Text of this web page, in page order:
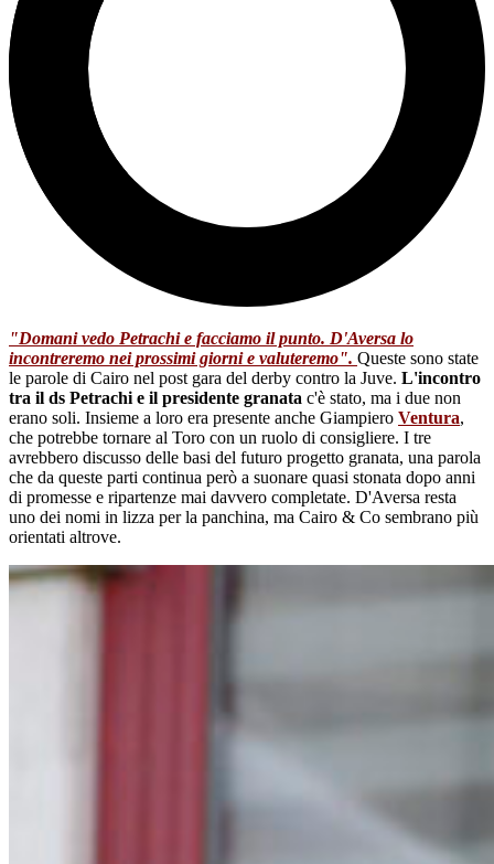
"Domani vedo Petrachi e facciamo il punto. D'Aversa lo
incontreremo nei prossimi giorni e valuteremo". Queste sono state
le parole di Cairo nel post gara del derby contro la Juve. L'incontro
tra il ds Petrachi e il presidente granata c'è stato, ma i due non
erano soli. Insieme a loro era presente anche Giampiero Ventura,
che potrebbe tornare al Toro con un ruolo di consigliere. I tre
avrebbero discusso delle basi del futuro progetto granata, una parola
che da queste parti continua però a suonare quasi stonata dopo anni
di promesse e ripartenze mai davvero completate. D'Aversa resta
uno dei nomi in lizza per la panchina, ma Cairo & Co sembrano più
orientati altrove.